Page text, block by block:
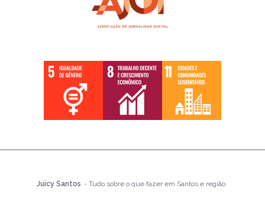
Juicy Santos - Tudo sobre o que fazer em Santos e região